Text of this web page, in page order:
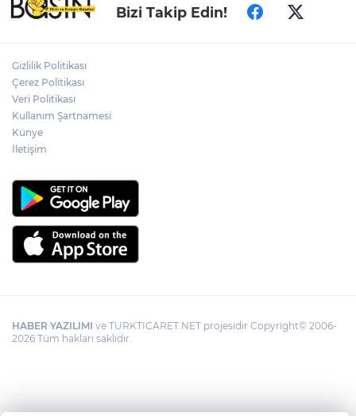
MEB ve Türk Kızılay'dan Çocuklara
Yönelik Afet Farkındalık Çalıştayı
Bizi Takip Edin!
Gizlilik Politikası
Çerez Politikası
Veri Politikası
Kullanım Şartnamesi
Künye
İletişim
HABER YAZILIMI ve TURKTICARET.NET projesidir Copyright© 2006-
2026 Tüm hakları saklıdır.